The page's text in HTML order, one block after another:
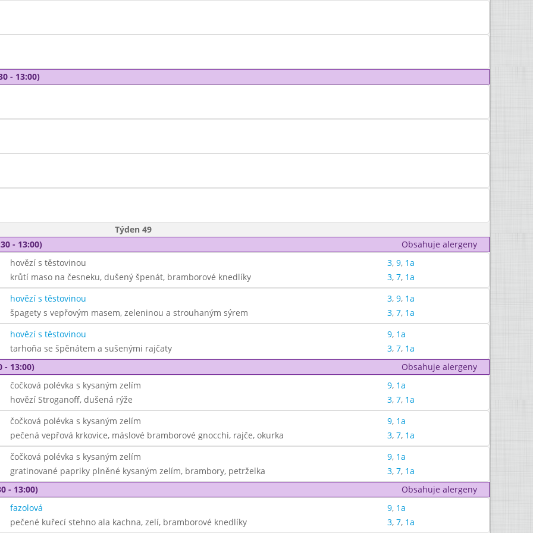
- 13:00)
Týden 49
- 13:00)
Obsahuje alergeny
hovězí s těstovinou
3, 9, 1a
krůtí maso na česneku, dušený špenát, bramborové knedlíky
3, 7, 1a
hovězí s těstovinou
3, 9, 1a
špagety s vepřovým masem, zeleninou a strouhaným sýrem
3, 7, 1a
hovězí s těstovinou
9, 1a
tarhoňa se špěnátem a sušenými rajčaty
3, 7, 1a
- 13:00)
Obsahuje alergeny
čočková polévka s kysaným zelím
9, 1a
hovězí Stroganoff, dušená rýže
3, 7, 1a
čočková polévka s kysaným zelím
9, 1a
pečená vepřová krkovice, máslové bramborové gnocchi, rajče, okurka
3, 7, 1a
čočková polévka s kysaným zelím
9, 1a
gratinované papriky plněné kysaným zelím, brambory, petrželka
3, 7, 1a
- 13:00)
Obsahuje alergeny
fazolová
9, 1a
pečené kuřecí stehno ala kachna, zelí, bramborové knedlíky
3, 7, 1a